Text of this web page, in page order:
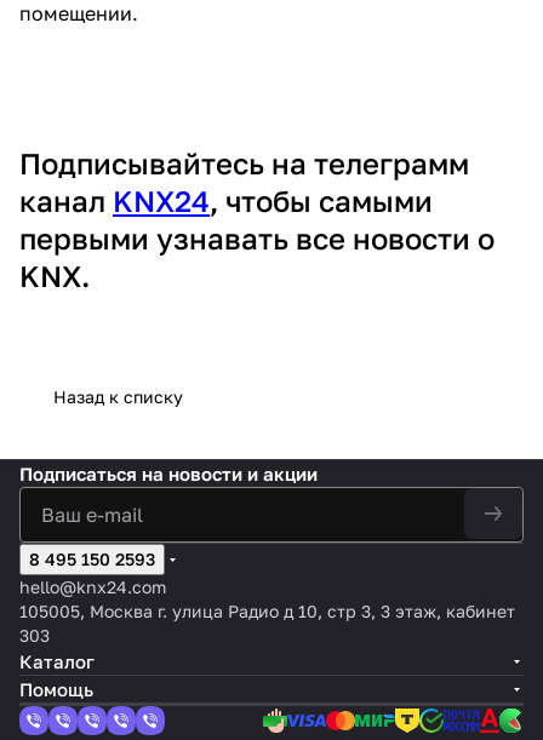
помещении.
Подписывайтесь на телеграмм
канал KNX24, чтобы самыми
первыми узнавать все новости о
KNX.
Назад к списку
Подписаться на новости и акции
8 495 150 2593
hello@knx24.com
105005, Москва г. улица Радио д 10, стр 3, 3 этаж, кабинет
303
Каталог
Помощь